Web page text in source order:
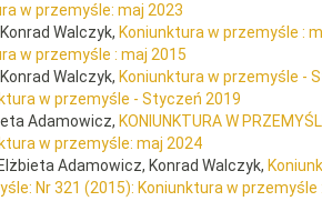
w przemyśle: maj 2023
Walczyk, Koniunktura w przemyśle :
w przemyśle : maj 2015
Walczyk, Koniunktura w przemyśle -
w przemyśle - Styczeń 2019
Adamowicz, KONIUNKTURA W
w przemyśle: maj 2024
Adamowicz, Konrad Walczyk,
Nr 321 (2015): Koniunktura w